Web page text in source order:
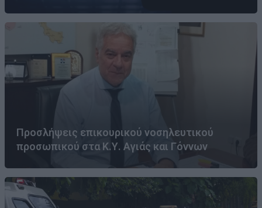
Προσλήψεις επικουρικού νοσηλευτικού
προσωπικού στα Κ.Υ. Αγιάς και Γόννων